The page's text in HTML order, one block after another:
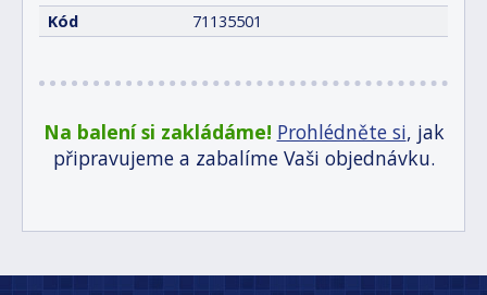
Kód 71135501
Na balení si zakládáme! Prohlédněte si, jak
připravujeme a zabalíme Vaši objednávku.